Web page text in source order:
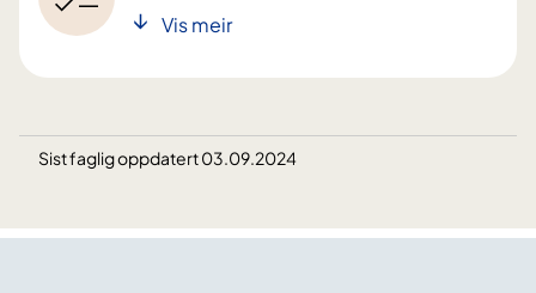
Vis meir
Sist faglig oppdatert 03.09.2024